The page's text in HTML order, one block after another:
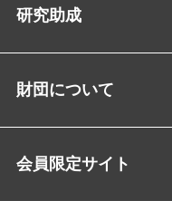
研究助成
財団について
会員限定サイト